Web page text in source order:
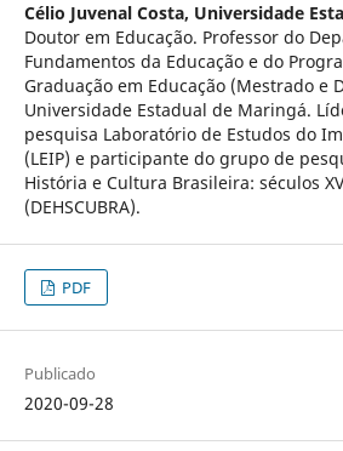
Célio Juvenal Costa, Universidade
Doutor em Educação. Professor do
Fundamentos da Educação e do
Graduação em Educação (Mestrado e
Universidade Estadual de Maringá.
pesquisa Laboratório de Estudos do
(LEIP) e participante do grupo de
História e Cultura Brasileira: séculos
(DEHSCUBRA).
PDF
Publicado
2020-09-28